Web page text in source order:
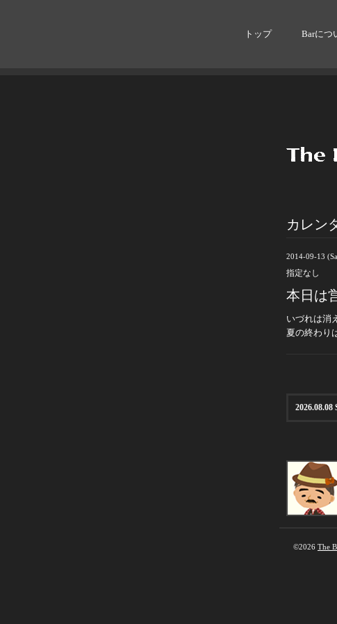
トップ Barにつ
カレン
2014-09-13
指定なし
本日は
いづれは消
夏の終わり
2026.08.08
©2026 The